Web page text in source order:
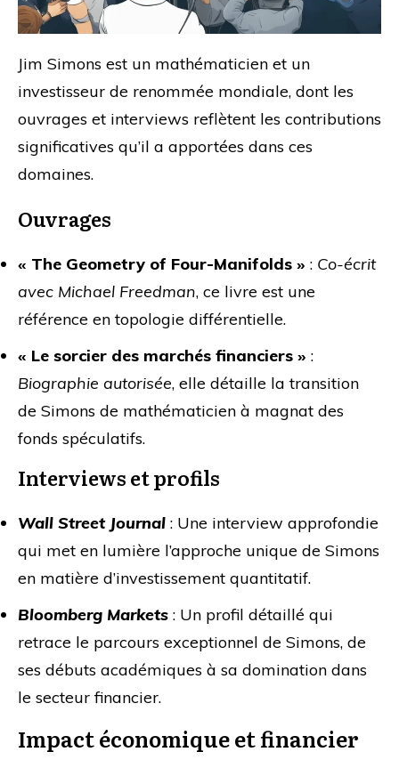
Jim Simons est un mathématicien et un
investisseur de renommée mondiale, dont les
ouvrages et interviews reflètent les contributions
significatives qu’il a apportées dans ces
domaines.
Ouvrages
« The Geometry of Four-Manifolds » : Co-écrit
avec Michael Freedman, ce livre est une
référence en topologie différentielle.
« Le sorcier des marchés financiers » :
Biographie autorisée, elle détaille la transition
de Simons de mathématicien à magnat des
fonds spéculatifs.
Interviews et profils
Wall Street Journal : Une interview approfondie
qui met en lumière l’approche unique de Simons
en matière d’investissement quantitatif.
Bloomberg Markets : Un profil détaillé qui
retrace le parcours exceptionnel de Simons, de
ses débuts académiques à sa domination dans
le secteur financier.
Impact économique et financier